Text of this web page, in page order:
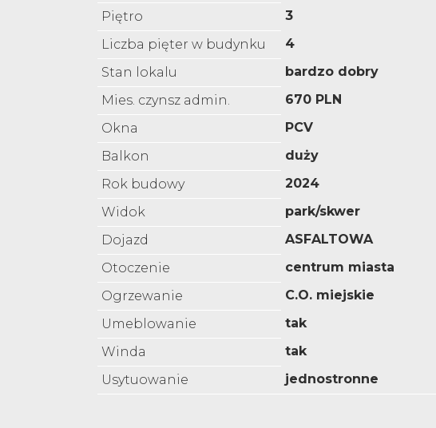
Piętro
3
Liczba pięter w budynku
4
Stan lokalu
bardzo dobry
Mies. czynsz admin.
670 PLN
Okna
PCV
Balkon
duży
Rok budowy
2024
Widok
park/skwer
Dojazd
ASFALTOWA
Otoczenie
centrum miasta
Ogrzewanie
C.O. miejskie
Umeblowanie
tak
Winda
tak
Usytuowanie
jednostronne